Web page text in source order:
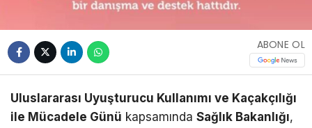
ABONE OL
Uluslararası Uyuşturucu Kullanımı ve Kaçakçılığı
ile Mücadele Günü kapsamında Sağlık Bakanlığı,